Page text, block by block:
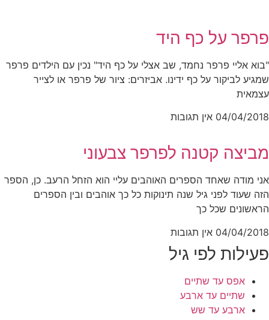
פרפר על כף היד
"בוא אליי פרפר נחמד, שב אצלי על כף היד" נכין עם הילדים פרפר
שמגיע לביקור על כף ידינו. אביזרים: ציור של פרפר או לצייר
עצמאית
04/04/2018 אין תגובות
מביצה קטנה לפרפר צבעוני
אני מודה שאחד הספרים האוהבים עליי הוא הזחל הרעב. כן, הספר
הזה שעוד לפני גיל שנה תינוקות כל כך אוהבים ובין הספרים
הראשונים שכל כך
04/04/2018 אין תגובות
פעילות לפי גיל
אפס עד שתיים
שתיים עד ארבע
ארבע עד שש